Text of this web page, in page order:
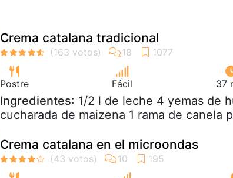
Crema catalana tradicional
Postre Fácil 37
Ingredientes: 1/2 l de leche 4 yemas de
cucharada de maizena 1 rama de canela
Crema catalana en el microondas